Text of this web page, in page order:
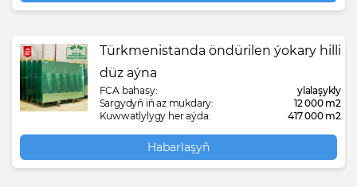
Türkmenistanda öndürilen ýokary hilli
düz aýna
FCA bahasy:
ylalaşykly
Sargydyň iň az mukdary:
12 000 m2
Kuwwatlylygy her aýda:
417 000 m2
Habarlaşyň